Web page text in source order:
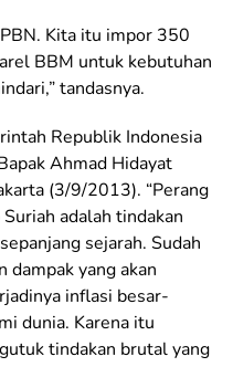
Kita itu impor 350
BBM untuk kebutuhan
tandasnya.
Republik Indonesia
Ahmad Hidayat
(3/9/2013). “Perang
adalah tindakan
sejarah. Sudah
dampak yang akan
inflasi besar-
dunia. Karena itu
tindakan brutal yang